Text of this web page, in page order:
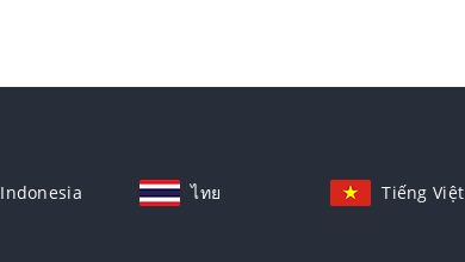
Indonesia ไทย Tiếng Việt